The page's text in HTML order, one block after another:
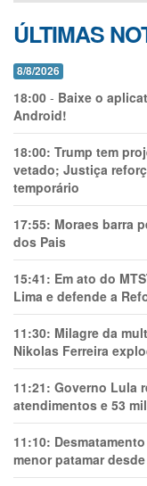
ÚLTIMAS
8/8/2026
18:00 - Baixe o
Android!
18:00: Trump tem
vetado; Justiça
temporário
17:55: Moraes barra
dos Pais
15:41: Em ato do
Lima e defende a
11:30: Milagre da
Nikolas Ferreira
11:21: Governo Lula
atendimentos e 53
11:10:
menor patamar